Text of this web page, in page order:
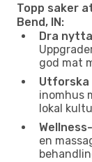
Topp saker
Bend, IN:
Dra
god mat
Utforska
inomhus
lokal
en